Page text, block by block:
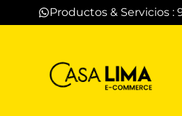
Productos & Servicios :